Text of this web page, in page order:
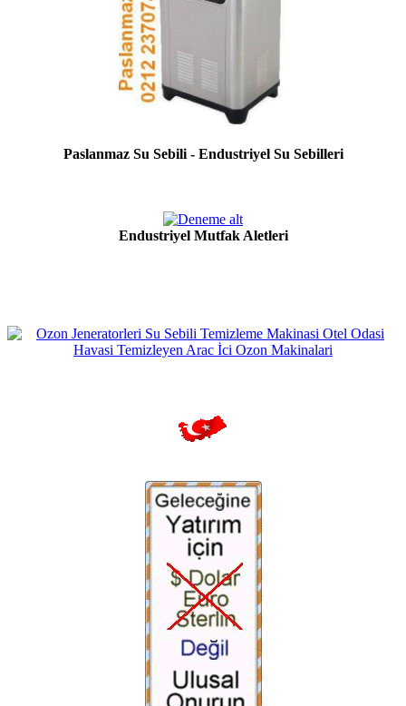
Paslanmaz Su Sebili - Endustriyel Su Sebilleri
Endustriyel Mutfak Aletleri